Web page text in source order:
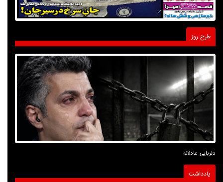
طرح روز
دلربایی عادلانه
یادداشت